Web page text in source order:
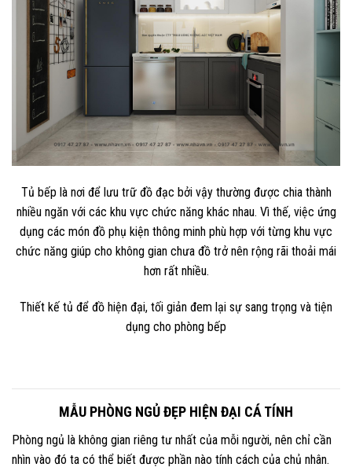
Tủ bếp là nơi để lưu trữ đồ đạc bởi vậy thường được chia thành
nhiều ngăn với các khu vực chức năng khác nhau. Vì thế, việc ứng
dụng các món đồ phụ kiện thông minh phù hợp với từng khu vực
chức năng giúp cho không gian chưa đồ trở nên rộng rãi thoải mái
hơn rất nhiều.
Thiết kế tủ để đồ hiện đại, tối giản đem lại sự sang trọng và tiện
dụng cho phòng bếp
MẪU PHÒNG NGỦ ĐẸP HIỆN ĐẠI CÁ TÍNH
Phòng ngủ là không gian riêng tư nhất của mỗi người, nên chỉ cần
nhìn vào đó ta có thể biết được phần nào tính cách của chủ nhân.